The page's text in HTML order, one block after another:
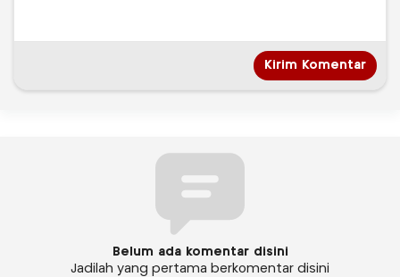
Belum ada komentar disini
Jadilah yang pertama berkomentar disini